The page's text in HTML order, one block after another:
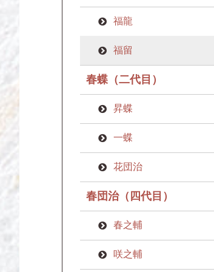
福龍
福留
春蝶（二代目）
昇蝶
一蝶
花団治
春団治（四代目）
春之輔
咲之輔